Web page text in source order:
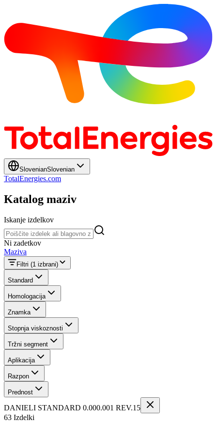
SlovenianSlovenian
TotalEnergies.com
Katalog maziv
Iskanje izdelkov
Iskanje izdelkov
Ni zadetkov
Maziva
Filtri (1 izbrani)
Standard
Homologacija
Znamka
Stopnja viskoznosti
Tržni segment
Aplikacija
Razpon
Prednost
DANIELI STANDARD 0.000.001 REV.15
63 Izdelki